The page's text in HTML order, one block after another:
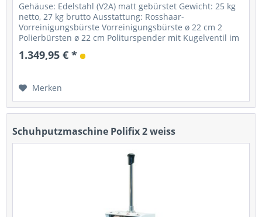
Gehäuse: Edelstahl (V2A) matt gebürstet Gewicht: 25 kg
netto, 27 kg brutto Ausstattung: Rosshaar-
Vorreinigungsbürste Vorreinigungsbürste ø 22 cm 2
Polierbürsten ø 22 cm Politurspender mit Kugelventil im
0,75-Liter Behälter Starter:...
1.349,95 € *
Merken
Schuhputzmaschine Polifix 2 weiss